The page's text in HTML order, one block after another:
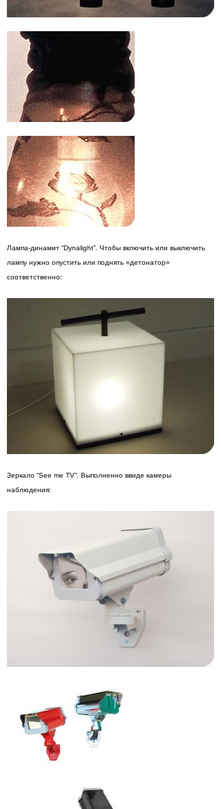
Лампа-динамит “Dynalight”. Чтобы включить или выключить
лампу нужно опустить или поднять «детонатор»
соответственно:
Зеркало “See me TV”. Выполненно ввиде камеры
наблюдения: